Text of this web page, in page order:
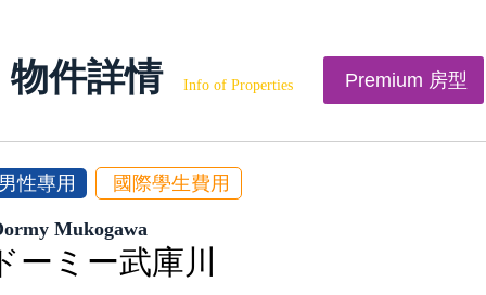
物件詳情 Info of Properties Premium 房型
性專用 國際學生費用
Mukogawa
ーミー武庫川